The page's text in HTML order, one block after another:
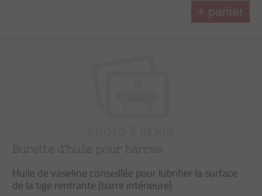
+ panier
Burette d’huile pour barres
Huile de vaseline conseillée pour lubrifier la surface
de la tige rentrante (barre intérieure)